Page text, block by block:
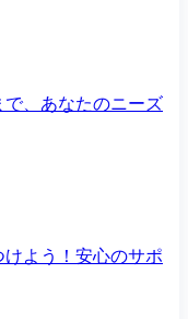
、あなたのニーズ
よう！安心のサポ